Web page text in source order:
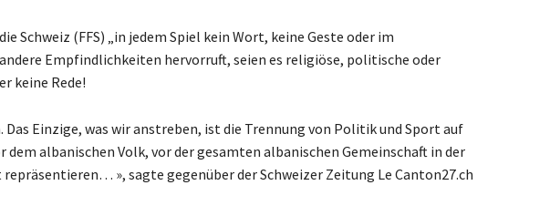
Schweiz (FFS) „in jedem Spiel kein Wort, keine Geste oder im
Empfindlichkeiten hervorruft, seien es religiöse, politische oder
keine Rede!
Das Einzige, was wir anstreben, ist die Trennung von Politik und Sport auf
albanischen Volk, vor der gesamten albanischen Gemeinschaft in der
», sagte gegenüber der Schweizer Zeitung Le Canton27.ch